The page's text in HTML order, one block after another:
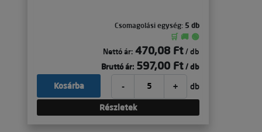
Csomagolási egység: 5 db
🛒 🚚 🟢
Nettó ár: 470,08 Ft / db
Bruttó ár: 597,00 Ft / db
- + db
Kosárba
Részletek